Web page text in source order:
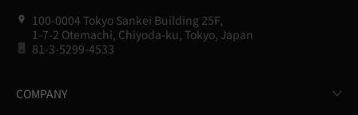
100-0004 Tokyo Sankei Building 25F,
1-7-2 Otemachi, Chiyoda-ku, Tokyo, Japan
81-3-5299-4533
COMPANY